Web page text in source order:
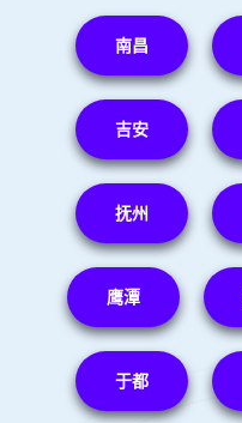
南昌
吉安
抚州
鹰潭
于都